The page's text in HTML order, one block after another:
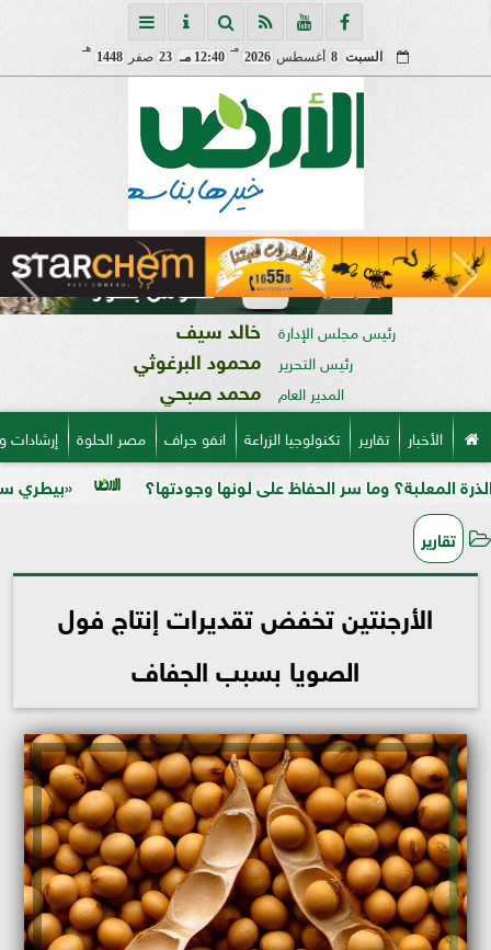
السبت 8 أغسطس 2026
مـ
12:40 مـ 23 صفر 1448
هـ
رئيس مجلس الإدارة خالد سيف
رئيس التحرير محمود البرغوثي
المدير العام محمد صبحي
الأخبار تقارير تكنولوجيا الزراعة انفو جراف مصر الحلوة
«بيطري سوهاج» يطلق وما سر الحفاظ على لونها وجودتها؟
تقارير
الأرجنتين تخفض تقديرات إنتاج فول
الصويا بسبب الجفاف